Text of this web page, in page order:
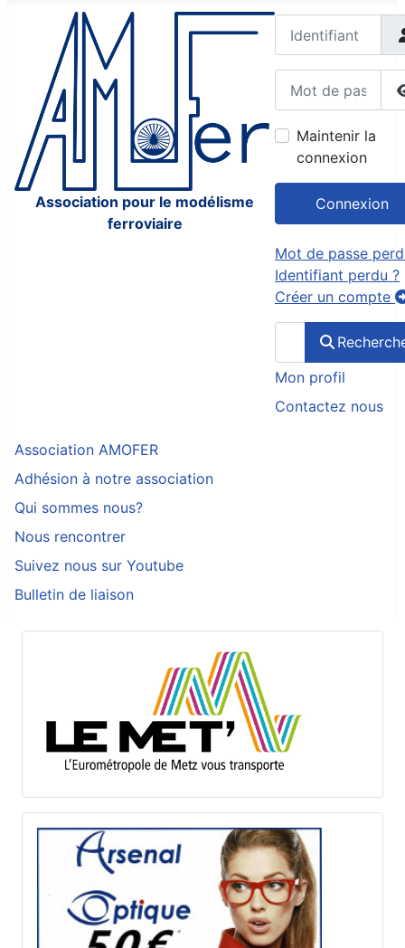
Association pour le modélisme
ferroviaire
Maintenir la
connexion
Connexion
Mot de passe
Identifiant perdu ?
Créer un compte
Rechercher
Mon profil
Contactez nous
Association AMOFER
Adhésion à notre association
Qui sommes nous?
Nous rencontrer
Suivez nous sur Youtube
Bulletin de liaison